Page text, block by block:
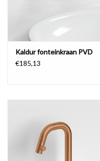
reserveonderdelen
Merken
Kaldur fonteinkraan PVD
€185,13